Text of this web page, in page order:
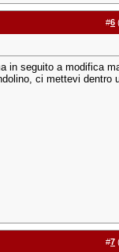
#6
in seguito a modifica
ci mettevi dentro
#7